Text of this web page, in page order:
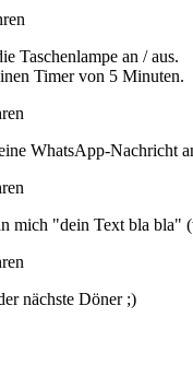
Taschenlampe an / aus.
Timer von 5 Minuten.
WhatsApp-Nachricht
mich "dein Text bla bla"
nächste Döner ;)